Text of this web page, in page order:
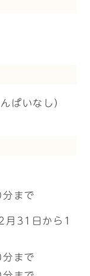
いなし）
まで
月31日から1
まで